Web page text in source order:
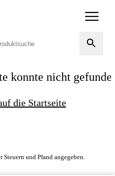
konnte nicht
die Startseite
und Pfand angegeben.